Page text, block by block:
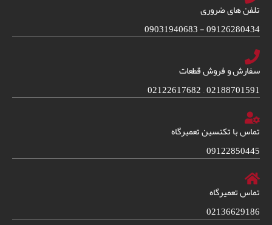
تلفن های ضروری
09126280434 - 09031940683
سفارش و فروش قطعات
02188701591 – 02122617682
تماس با تکنسین تعمیرگاه
09122850445
تماس تعمیرگاه
02136629186